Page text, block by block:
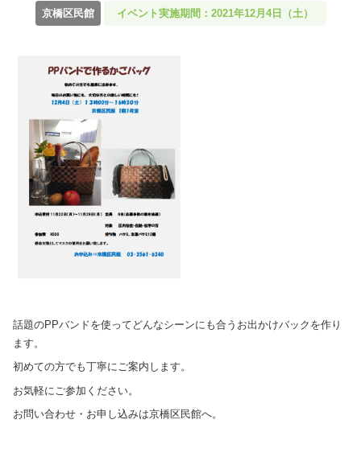
京橋区民館 イベント実施期間：2021年12月4日（土）
話題のPPバンドを使ってどんなシーンにも合うお出かけバックを作り
ます。
初めての方でも丁寧にご案内します。
お気軽にご参加ください。
お問い合わせ・お申し込みは京橋区民館へ。